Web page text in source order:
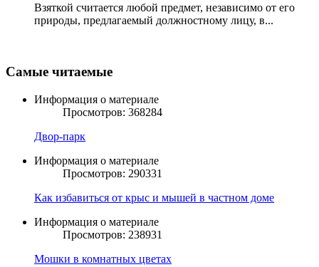
Взяткой считается любой предмет, независимо от его
природы, предлагаемый должностному лицу, в...
Самые читаемые
Информация о материале
Просмотров: 368284
Двор-парк
Информация о материале
Просмотров: 290331
Как избавиться от крыс и мышей в частном доме
Информация о материале
Просмотров: 238931
Мошки в комнатных цветах